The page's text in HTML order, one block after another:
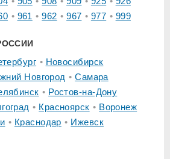
961 962 967 977 999
Новосибирск
Новгород
Самара
Ростов-на-Дону
Красноярск
Воронеж
Краснодар
Ижевск